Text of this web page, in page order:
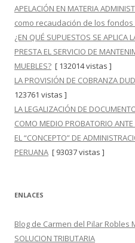
APELACIÓN EN MATERIA
como recaudación de los
¿EN QUÉ SUPUESTOS SE APLICA
PRESTA EL SERVICIO DE
MUEBLES? [ 132014 vistas ]
LA PROVISIÓN DE COBRANZA
123761 vistas ]
LA LEGALIZACIÓN DE
COMO MEDIO PROBATORIO
EL “CONCEPTO” DE
PERUANA [ 93037 vistas ]
ENLACES
Blog de Carmen del Pilar Robles
SOLUCION TRIBUTARIA